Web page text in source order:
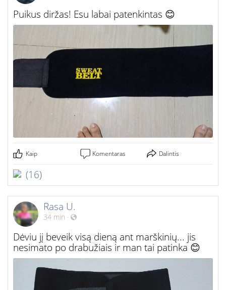
Puikus diržas! Esu labai patenkintas 😊
Kaip Komentaras Dalintis
(16)
Rasa U.
34 min ·
Dėviu jį beveik visą dieną ant marškinių... jis
nesimato po drabužiais ir man tai patinka 😊